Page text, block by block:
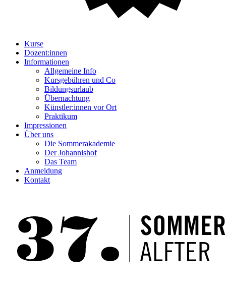
Kurse
Dozent:innen
Informationen
Allgemeine Info
Kursgebühren und Co
Bildungsurlaub
Übernachtung
Künstler:innen vor Ort
Praktikum
Impressionen
Über uns
Die Sommerakademie
Der Johannishof
Das Team
Anmeldung
Kontakt